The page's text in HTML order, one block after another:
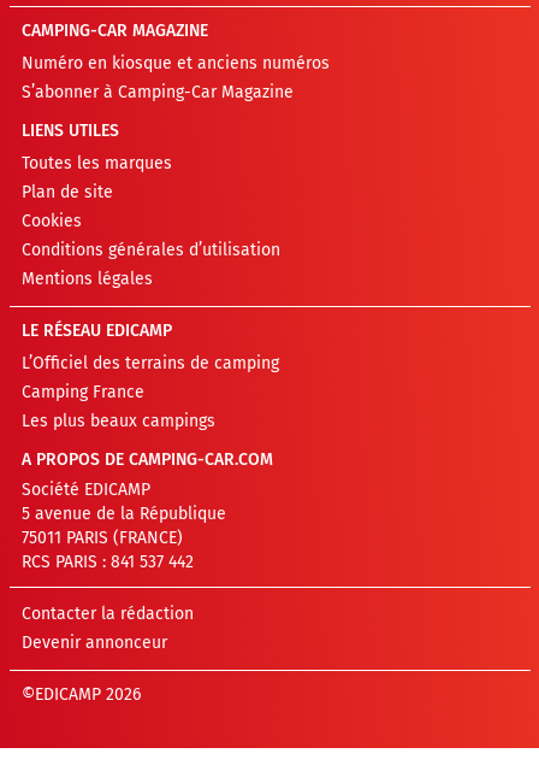
CAMPING-CAR MAGAZINE
Numéro en kiosque et anciens numéros
S’abonner à Camping-Car Magazine
LIENS UTILES
Toutes les marques
Plan de site
Cookies
Conditions générales d’utilisation
Mentions légales
LE RÉSEAU EDICAMP
L’Officiel des terrains de camping
Camping France
Les plus beaux campings
A PROPOS DE CAMPING-CAR.COM
Société EDICAMP
5 avenue de la République
75011 PARIS (FRANCE)
RCS PARIS : 841 537 442
Contacter la rédaction
Devenir annonceur
©EDICAMP 2026